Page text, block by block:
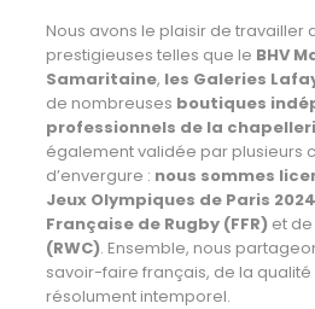
Nous avons le plaisir de travailler
prestigieuses telles que le BHV
Samaritaine, les Galeries
de nombreuses boutiques
professionnels de la
également validée par plusieurs
d’envergure : nous sommes
Jeux Olympiques de Paris
Française de Rugby (FFR) et
(RWC). Ensemble, nous
savoir-faire français, de la qualité
résolument intemporel.